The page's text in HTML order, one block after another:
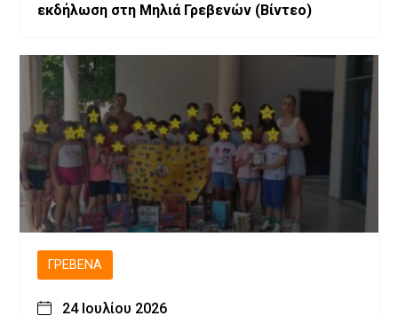
εκδήλωση στη Μηλιά Γρεβενών (Βίντεο)
ΓΡΕΒΕΝΆ
24 Ιουλίου 2026